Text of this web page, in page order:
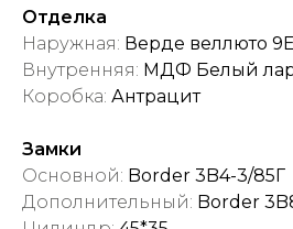
Отделка
Наружная: Верде веллюто
Внутренняя: МДФ Белый
Коробка: Антрацит
Замки
Основной: Border 3B4-3/85Г
Дополнительный: Border